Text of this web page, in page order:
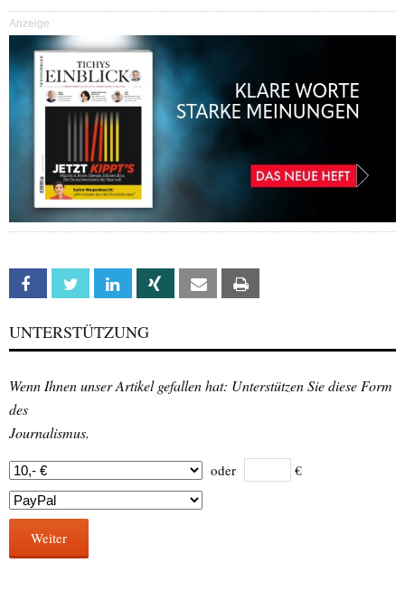
Anzeige
Facebook Twitter Linkedin Xing Email
UNTERSTÜTZUNG
Wenn Ihnen unser Artikel gefallen hat: Unterstützen Sie diese Form
des
Journalismus.
oder €
Weiter